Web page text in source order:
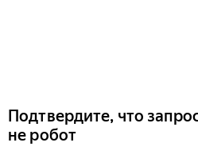
Подтвердите, что
не робот